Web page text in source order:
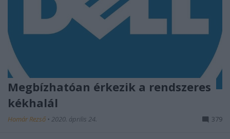
Megbízhatóan érkezik a rendszeres
kékhalál
Homár Rezső • 2020. április 24. 379